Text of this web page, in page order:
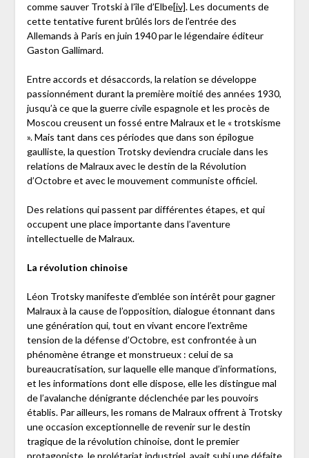
comme sauver Trotski à l’île d’Elbe[iv]. Les documents de
cette tentative furent brûlés lors de l’entrée des
Allemands à Paris en juin 1940 par le légendaire éditeur
Gaston Gallimard.
Entre accords et désaccords, la relation se développe
passionnément durant la première moitié des années 1930,
jusqu’à ce que la guerre civile espagnole et les procès de
Moscou creusent un fossé entre Malraux et le « trotskisme
». Mais tant dans ces périodes que dans son épilogue
gaulliste, la question Trotsky deviendra cruciale dans les
relations de Malraux avec le destin de la Révolution
d’Octobre et avec le mouvement communiste officiel.
Des relations qui passent par différentes étapes, et qui
occupent une place importante dans l’aventure
intellectuelle de Malraux.
La révolution chinoise
Léon Trotsky manifeste d’emblée son intérêt pour gagner
Malraux à la cause de l’opposition, dialogue étonnant dans
une génération qui, tout en vivant encore l’extrême
tension de la défense d’Octobre, est confrontée à un
phénomène étrange et monstrueux : celui de sa
bureaucratisation, sur laquelle elle manque d’informations,
et les informations dont elle dispose, elle les distingue mal
de l’avalanche dénigrante déclenchée par les pouvoirs
établis. Par ailleurs, les romans de Malraux offrent à Trotsky
une occasion exceptionnelle de revenir sur le destin
tragique de la révolution chinoise, dont le premier